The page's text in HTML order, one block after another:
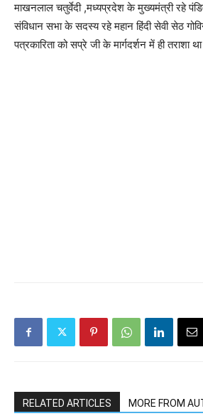
माखनलाल चतुर्वेदी ,मध्यप्रदेश के मुख्यमंत्री रहे
संविधान सभा के सदस्य रहे महान हिंदी सेवी सेठ
पत्रकारिता को सप्रे जी के मार्गदर्शन में ही तराशा
RELATED ARTICLES MORE FROM